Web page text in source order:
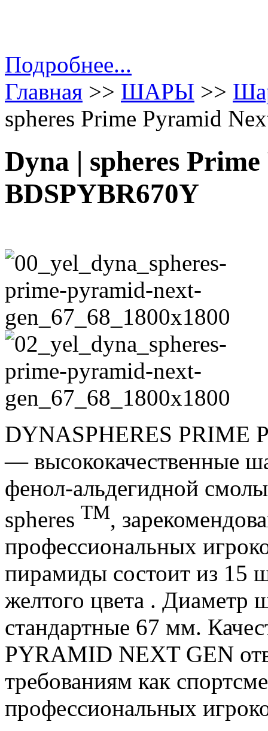
Подробнее...
Главная >> ШАРЫ >>
spheres Prime Pyramid
Dyna | spheres
BDSPYBR670Y
DYNASPHERES
— высококачественные
фенол-альдегидной
spheres TM,
профессиональных
пирамиды состоит из 15
желтого цвета . Диаметр
стандартные 67 мм.
PYRAMID NEXT GEN
требованиям как
профессиональных